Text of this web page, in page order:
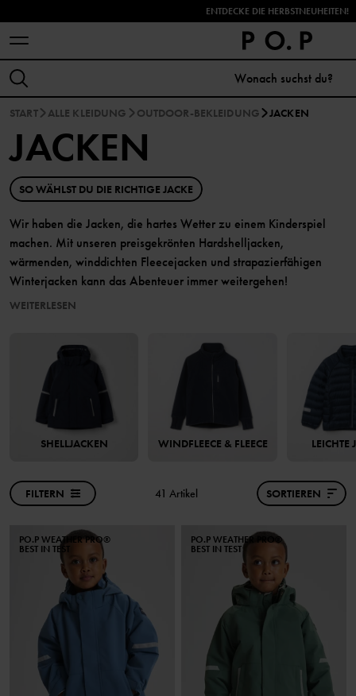
ENTDECKE DIE HERBSTNEUHEITEN!
START ALLE KLEIDUNG OUTDOOR-BEKLEIDUNG JACKEN
JACKEN
SO WÄHLST DU DIE RICHTIGE JACKE
Wir haben die Jacken, die hartes Wetter zu einem Kinderspiel
machen. Mit unseren preisgekrönten Hardshelljacken,
wärmenden, winddichten Fleecejacken und strapazierfähigen
Winterjacken kann das Abenteuer immer weitergehen!
WEITERLESEN
SHELLJACKEN WINDFLEECE & FLEECE LEICHTE
FILTERN 41 Artikel SORTIEREN
PO.P WEATHER PRO®
BEST IN TEST
PO.P WEATHER PRO®
BEST IN TEST